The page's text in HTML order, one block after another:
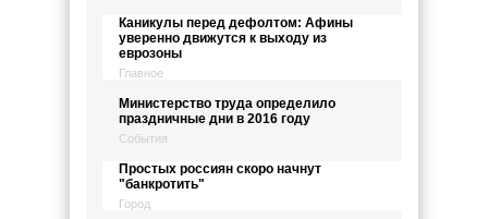
Каникулы перед дефолтом: Афины
уверенно движутся к выходу из
еврозоны
Главное
Министерство труда определило
праздничные дни в 2016 году
События
Простых россиян скоро начнут
"банкротить"
Город